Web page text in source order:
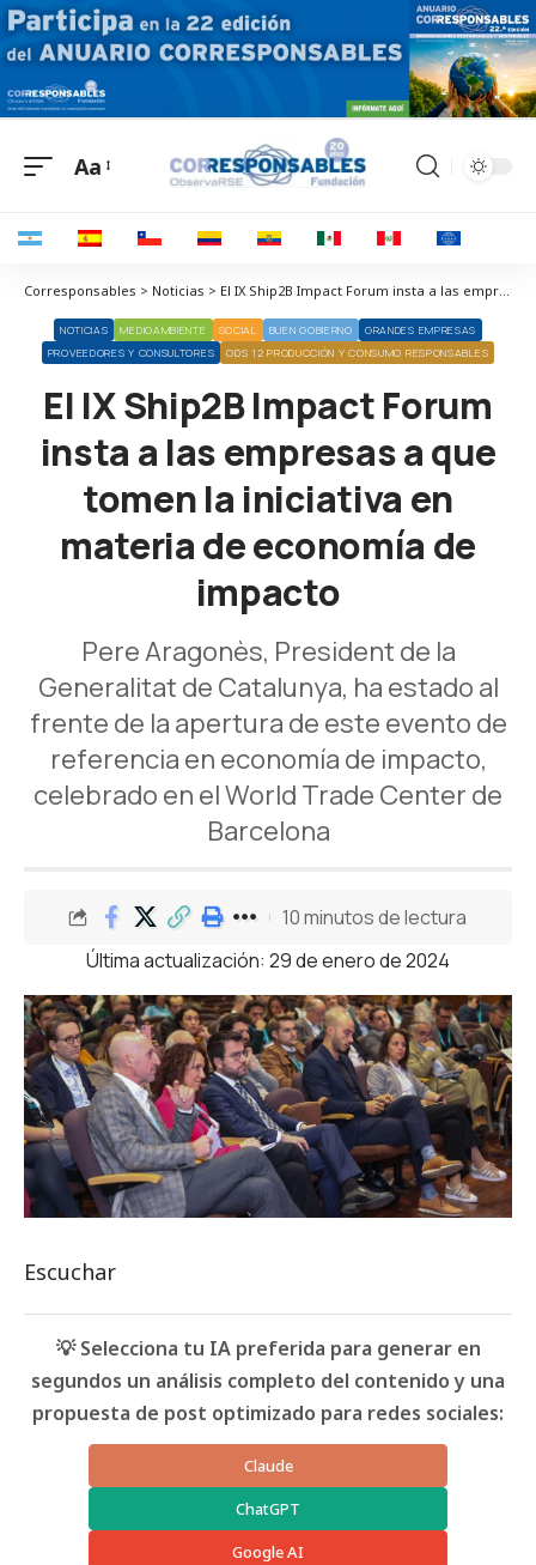
Aa
Corresponsables > Noticias > El IX Ship2B Impact Forum insta a las empresas a que tomen la iniciativa en materia de economía de impacto
NOTICIAS MEDIOAMBIENTE SOCIAL BUEN GOBIERNO
GRANDES EMPRESAS
PROVEEDORES Y CONSULTORES
ODS 12 PRODUCCIÓN Y CONSUMO RESPONSABLES
El IX Ship2B Impact Forum
insta a las empresas a que
tomen la iniciativa en
materia de economía de
impacto
Pere Aragonès, President de la
Generalitat de Catalunya, ha estado al
frente de la apertura de este evento de
referencia en economía de impacto,
celebrado en el World Trade Center de
Barcelona
Última actualización: 29 de enero de 2024
10 minutos de lectura
Escuchar
💡 Selecciona tu IA preferida para generar en
segundos un análisis completo del contenido y una
propuesta de post optimizado para redes sociales:
Claude
ChatGPT
Google AI